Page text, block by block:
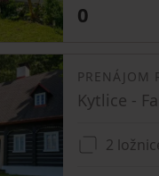
0
PRENÁJOM
Kytlice -
2